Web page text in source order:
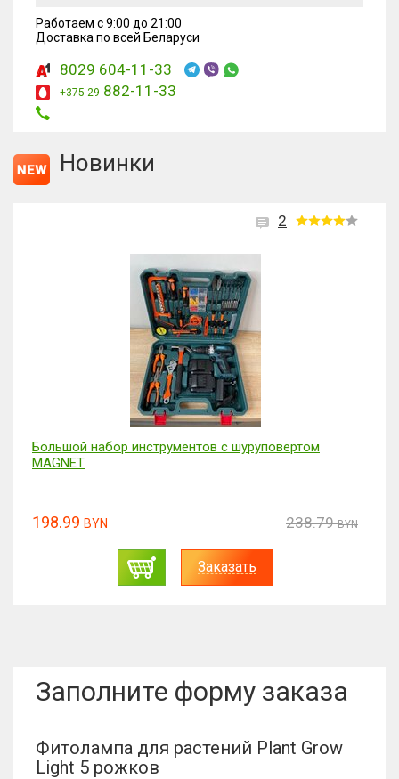
Работаем с 9:00 до 21:00
Доставка по всей Беларуси
8029 604-11-33
+375 29 882-11-33
Новинки
2
Большой набор инструментов с шуруповертом
MAGNET
198.99 BYN 238.79 BYN
Заказать
Заполните форму заказа
Фитолампа для растений Plant Grow
Light 5 рожков